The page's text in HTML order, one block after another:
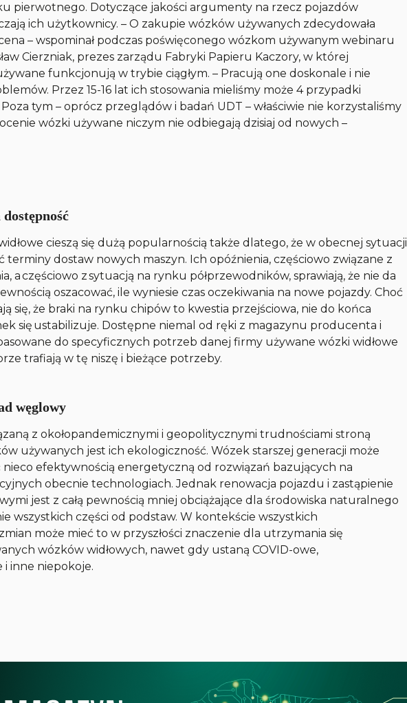
pierwotnego. Dotyczące jakości argumenty na rzecz pojazdów
ich użytkownicy. – O zakupie wózków używanych zdecydowała
– wspominał podczas poświęconego wózkom używanym webinaru
Cierzniak, prezes zarządu Fabryki Papieru Kaczory, w której
funkcjonują w trybie ciągłym. – Pracują one doskonale i nie
Przez 15-16 lat ich stosowania mieliśmy może 4 przypadki
tym – oprócz przeglądów i badań UDT – właściwie nie korzystaliśmy
wózki używane niczym nie odbiegają dzisiaj od nowych –
cieszą się dużą popularnością także dlatego, że w obecnej sytuacji
dostaw nowych maszyn. Ich opóźnienia, częściowo związane z
a częściowo z sytuacją na rynku półprzewodników, sprawiają, że nie da
oszacować, ile wyniesie czas oczekiwania na nowe pojazdy. Choć
się, że braki na rynku chipów to kwestia przejściowa, nie do końca
się ustabilizuje. Dostępne niemal od ręki z magazynu producenta i
do specyficznych potrzeb danej firmy używane wózki widłowe
trafiają w tę niszę i bieżące potrzeby.
węglowy
z okołopandemicznymi i geopolitycznymi trudnościami stroną
używanych jest ich ekologiczność. Wózek starszej generacji może
efektywnością energetyczną od rozwiązań bazujących na
obecnie technologiach. Jednak renowacja pojazdu i zastąpienie
jest z całą pewnością mniej obciążające dla środowiska naturalnego
wszystkich części od podstaw. W kontekście wszystkich
może mieć to w przyszłości znaczenie dla utrzymania się
wózków widłowych, nawet gdy ustaną COVID-owe,
i inne niepokoje.